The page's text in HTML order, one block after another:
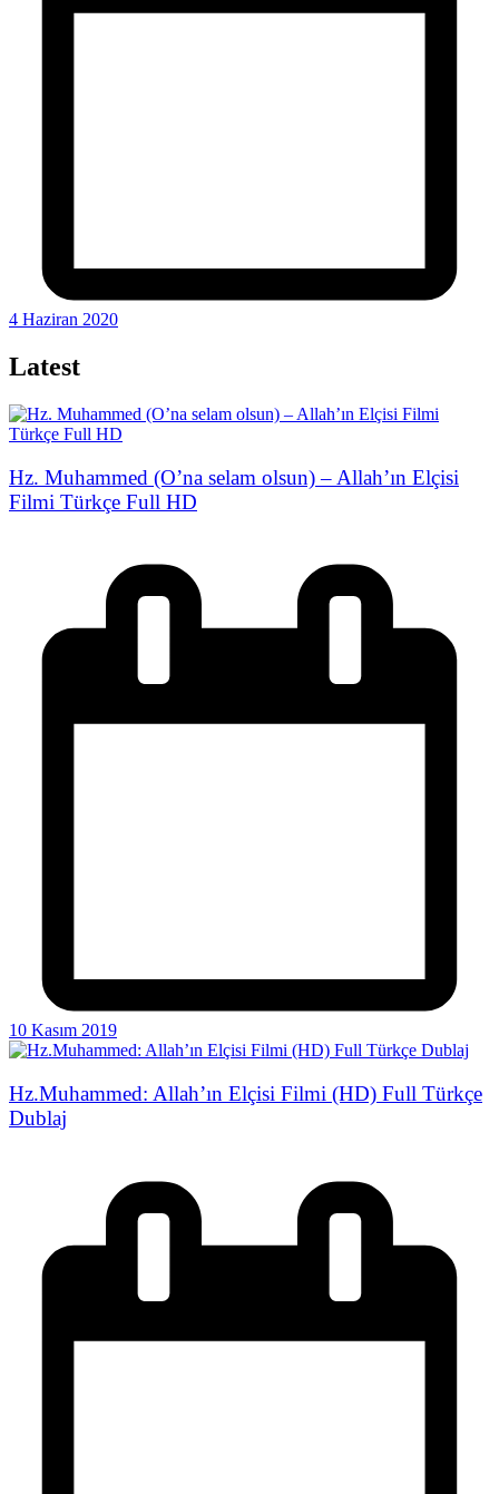
4 Haziran 2020
Latest
Hz. Muhammed (O’na selam olsun) – Allah’ın Elçisi
Filmi Türkçe Full HD
10 Kasım 2019
Hz.Muhammed: Allah’ın Elçisi Filmi (HD) Full Türkçe
Dublaj